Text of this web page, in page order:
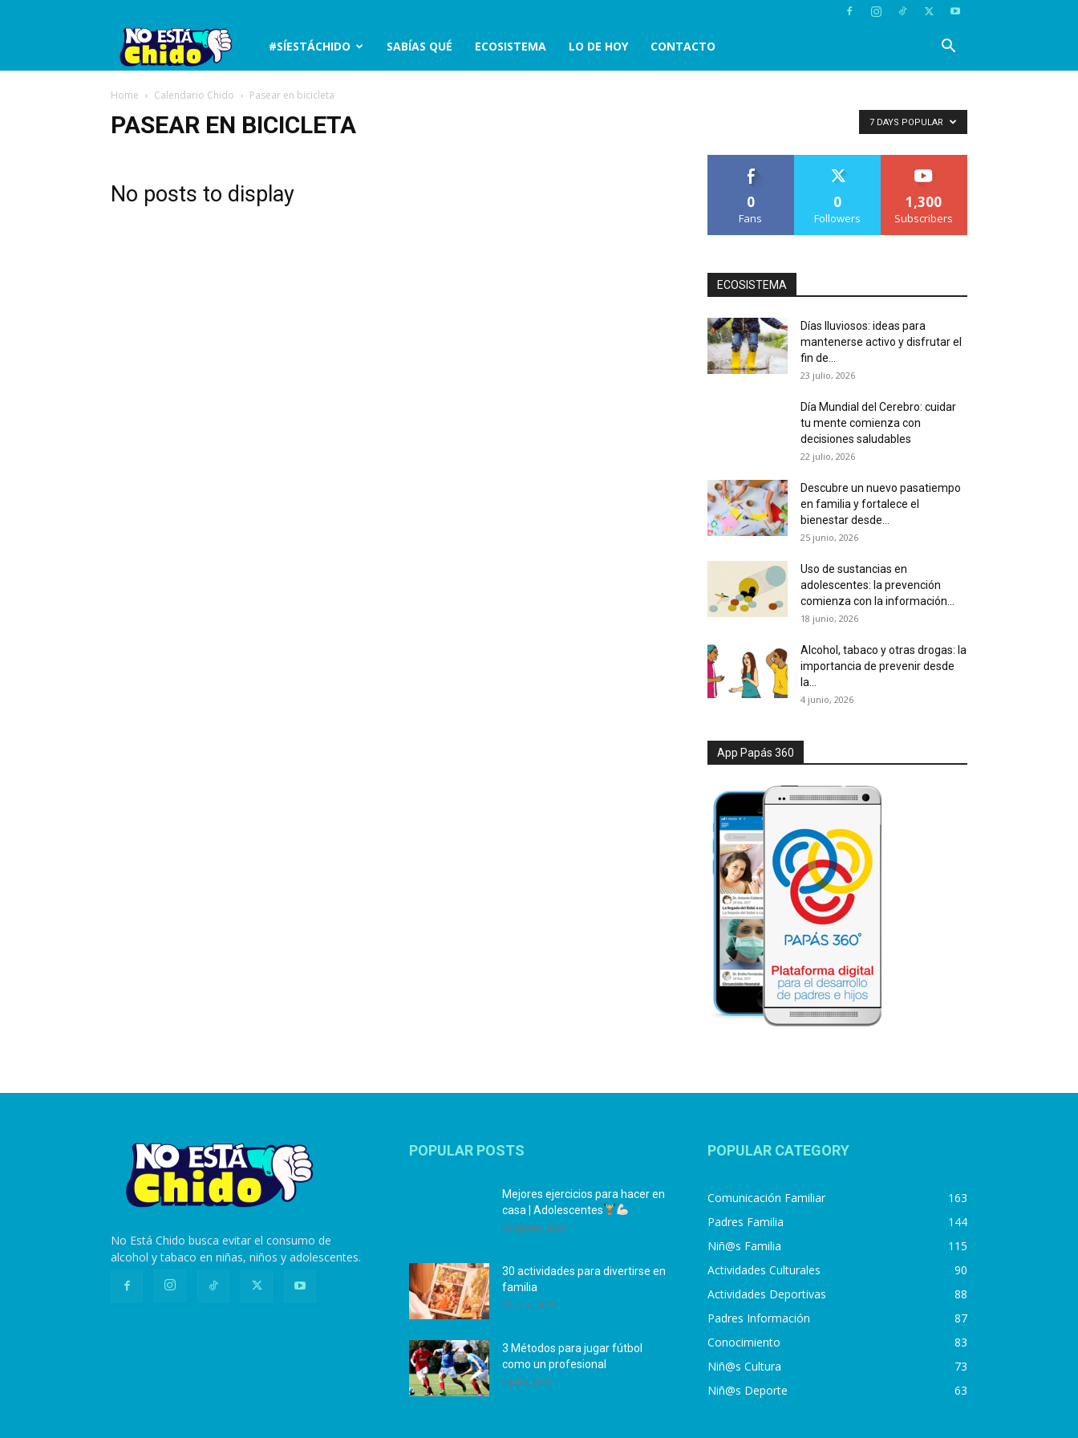
No
está
#SÍESTÁCHIDO SABÍAS QUÉ ECOSISTEMA LO DE HOY CONTACTO
Home Calendario Chido Pasear en bicicleta
PASEAR EN BICICLETA 7 DAYS POPULAR
No posts to display 0
Fans
0
Followers
1,300
Subscribers
ECOSISTEMA
Días lluviosos: ideas para
mantenerse activo y disfrutar el
fin de...
23 julio, 2026
Día Mundial del Cerebro: cuidar
tu mente comienza con
decisiones saludables
22 julio, 2026
Descubre un nuevo pasatiempo
en familia y fortalece el
bienestar desde...
25 junio, 2026
Uso de sustancias en
adolescentes: la prevención
comienza con la información...
18 junio, 2026
Alcohol, tabaco y otras drogas: la
importancia de prevenir desde
la...
4 junio, 2026
App Papás 360
No Está Chido busca evitar el consumo de
alcohol y tabaco en niñas, niños y adolescentes.
POPULAR POSTS
Mejores ejercicios para hacer en
casa | Adolescentes
12 agosto, 2024
30 actividades para divertirse en
familia
25 julio, 2019
3 Métodos para jugar fútbol
como un profesional
4 julio, 2019
POPULAR CATEGORY
Comunicación Familiar
163
Padres Familia
144
Niñ@s Familia
115
Actividades Culturales
90
Actividades Deportivas
88
Padres Información
87
Conocimiento
83
Niñ@s Cultura
73
Niñ@s Deporte
63